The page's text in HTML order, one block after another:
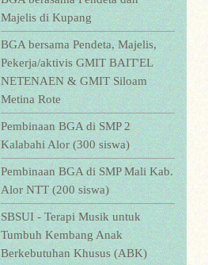
Majelis di Kupang
BGA bersama Pendeta, Majelis,
Pekerja/aktivis GMIT BAIT'EL
NETENAEN & GMIT Siloam
Metina Rote
Pembinaan BGA di SMP 2
Kalabahi Alor (300 siswa)
Pembinaan BGA di SMP Mali Kab.
Alor NTT (200 siswa)
SBSUI - Terapi Musik untuk
Tumbuh Kembang Anak
Berkebutuhan Khusus (ABK)